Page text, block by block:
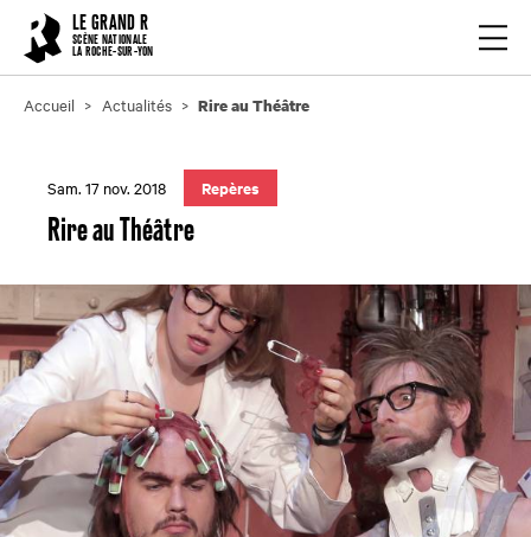
LE GRAND R
SCÈNE NATIONALE
LA ROCHE-SUR-YON
Accueil Actualités Rire au Théâtre
Sam. 17 nov. 2018 Repères
Rire au Théâtre
Cookies management panel